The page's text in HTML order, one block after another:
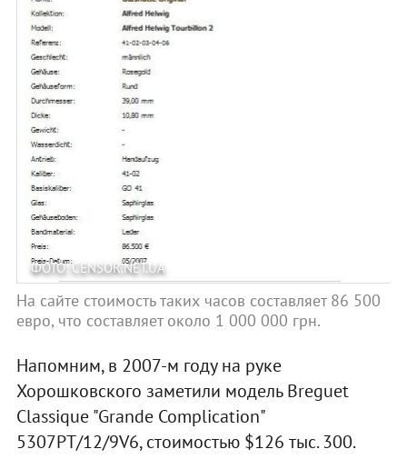
ФОТО: CENSOR.NET.UA
На сайте стоимость таких часов составляет 86 500
евро, что составляет около 1 000 000 грн.
Напомним, в 2007-м году на руке
Хорошковского заметили модель Breguet
Classique "Grande Complication"
5307PT/12/9V6, стоимостью $126 тыс. 300.